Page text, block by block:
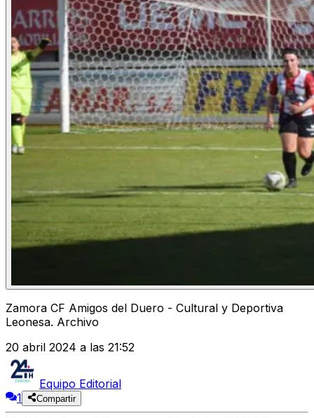
Zamora CF Amigos del Duero - Cultural y Deportiva
Leonesa. Archivo
20 abril 2024 a las 21:52
Equipo Editorial
1
Compartir